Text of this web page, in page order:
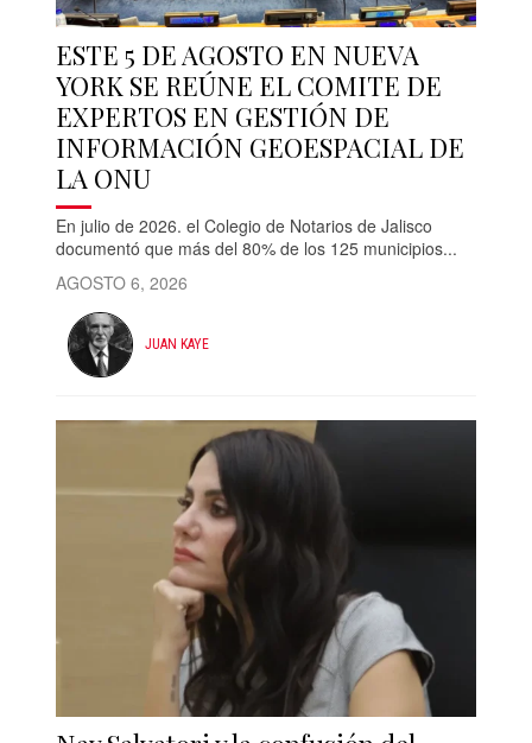
ESTE 5 DE AGOSTO EN NUEVA
YORK SE REÚNE EL COMITE DE
EXPERTOS EN GESTIÓN DE
INFORMACIÓN GEOESPACIAL DE
LA ONU
En julio de 2026. el Colegio de Notarios de Jalisco
documentó que más del 80% de los 125 municipios...
AGOSTO 6, 2026
JUAN KAYE